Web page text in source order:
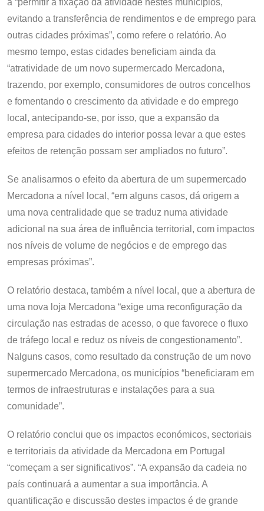
evitando a transferência de rendimentos e de emprego para
outras cidades próximas”, como refere o relatório. Ao
mesmo tempo, estas cidades beneficiam ainda da
“atratividade de um novo supermercado Mercadona,
trazendo, por exemplo, consumidores de outros concelhos
e fomentando o crescimento da atividade e do emprego
local, antecipando-se, por isso, que a expansão da
empresa para cidades do interior possa levar a que estes
efeitos de retenção possam ser ampliados no futuro”.
Se analisarmos o efeito da abertura de um supermercado
Mercadona a nível local, “em alguns casos, dá origem a
uma nova centralidade que se traduz numa atividade
adicional na sua área de influência territorial, com impactos
nos níveis de volume de negócios e de emprego das
empresas próximas”.
O relatório destaca, também a nível local, que a abertura de
uma nova loja Mercadona “exige uma reconfiguração da
circulação nas estradas de acesso, o que favorece o fluxo
de tráfego local e reduz os níveis de congestionamento”.
Nalguns casos, como resultado da construção de um novo
supermercado Mercadona, os municípios “beneficiaram em
termos de infraestruturas e instalações para a sua
comunidade”.
O relatório conclui que os impactos económicos, sectoriais
e territoriais da atividade da Mercadona em Portugal
“começam a ser significativos”. “A expansão da cadeia no
país continuará a aumentar a sua importância. A
quantificação e discussão destes impactos é de grande